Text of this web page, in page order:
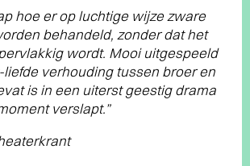
hoe er op luchtige wijze zware
behandeld, zonder dat het
wordt. Mooi uitgespeeld
liefde verhouding tussen broer en
is in een uiterst geestig drama
verslapt.”